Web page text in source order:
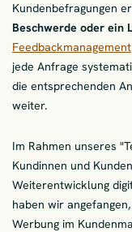
Kundenbefragungen
Beschwerde oder ein
Feedbackmanagement
jede Anfrage
die entsprechenden
weiter.
Im Rahmen unseres
Kundinnen und
Weiterentwicklung
haben wir
Werbung im